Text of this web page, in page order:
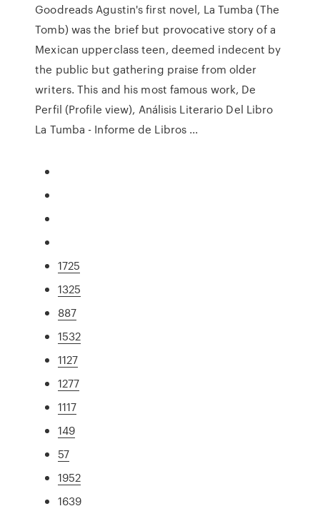
Goodreads Agustin's first novel, La Tumba (The
Tomb) was the brief but provocative story of a
Mexican upperclass teen, deemed indecent by
the public but gathering praise from older
writers. This and his most famous work, De
Perfil (Profile view), Análisis Literario Del Libro
La Tumba - Informe de Libros ...
1725
1325
887
1532
1127
1277
1117
149
57
1952
1639